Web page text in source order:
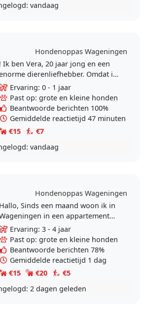
vandaag
Hondenoppas Wageningen
! Ik ben Vera, 20 jaar jong en een
dierenliefhebber. Omdat ik
momenteel bewust kies voor een
rustiger tempo en activiteiten die
mij positieve..
Ervaring: 0 - 1 jaar
Past op: grote en kleine honden
Beantwoorde berichten 100%
Gemiddelde reactietijd 47 minuten
€15
€7
vandaag
Hondenoppas Wageningen
Hallo, Sinds een maand woon ik in
in een appartement
met balkon, en geniet van de
prachtige omgeving. Zelf geniet ik
enorm van in het bos..
Ervaring: 3 - 4 jaar
Past op: grote en kleine honden
Beantwoorde berichten 78%
Gemiddelde reactietijd 1 dag
€15
€20
€5
2 dagen geleden